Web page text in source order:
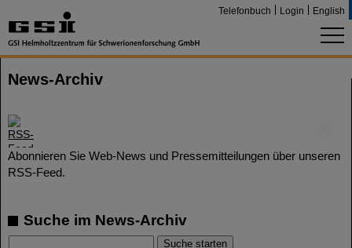
Telefonbuch Login English
News-Archiv
Abonnieren Sie Web-News und Pressemitteilungen über unseren
RSS-Feed.
Suche im News-Archiv